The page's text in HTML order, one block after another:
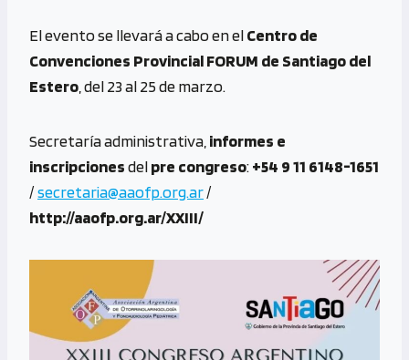
El evento se llevará a cabo en elCentro de
Convenciones Provincial FORUM de Santiago del
Estero , del 23 al 25 de marzo.
Secretaría administrativa, informes e
inscripcionesdelpre congreso:+54 9 11 6148-1651
/secretaria@aaofp.org.ar/
http://aaofp.org.ar/XXIII/